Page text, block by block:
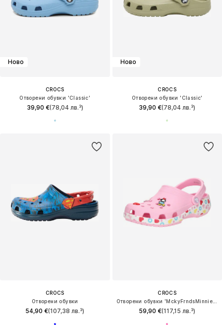
Ново
CROCS
Отворени обувки 'Classic'
39,90 €(78,04 лв.³)
Ново
CROCS
Отворени обувки 'Classic'
39,90 €(78,04 лв.³)
CROCS
Отворени обувки
54,90 €(107,38 лв.³)
CROCS
59,90 €(117,15 лв.³)